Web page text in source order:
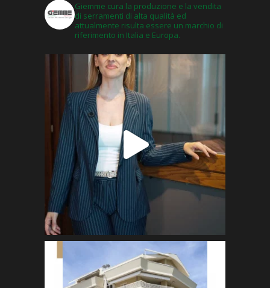
Giemme cura la produzione e la vendita
di serramenti di alta qualità ed
attualmente risulta essere un marchio di
riferimento in Italia e Europa.